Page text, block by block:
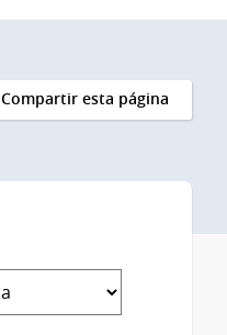
Compartir esta página